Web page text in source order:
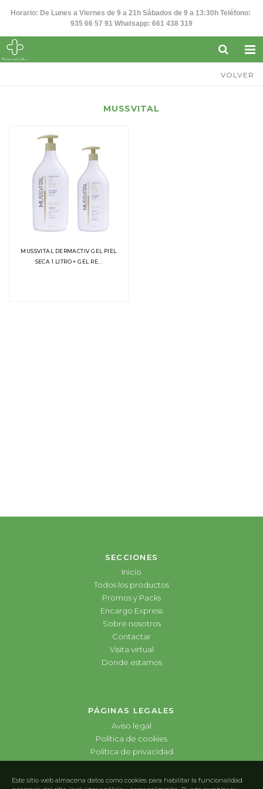
Horario: De Lunes a Viernes de 9 a 21h Sábados de 9 a 13:30h Teléfono:
935 66 57 91 Whatsapp: 661 438 319
VOLVER
MUSSVITAL
MUSSVITAL DERMACTIV GEL PIEL
SECA 1 LITRO + GEL RE...
SECCIONES
Inicio
Todos los productos
Promos y Packs
Encargo Express
Sobre nosotros
Contactar
Visita virtual
Donde estamos
PÁGINAS LEGALES
Aviso legal
Política de cookies
Política de privacidad
Este sitio web almacena datos como cookies para habilitar la funcionalidad